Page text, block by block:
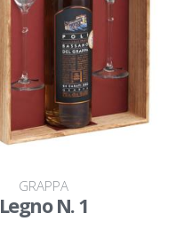
GRAPPA
Legno N. 1